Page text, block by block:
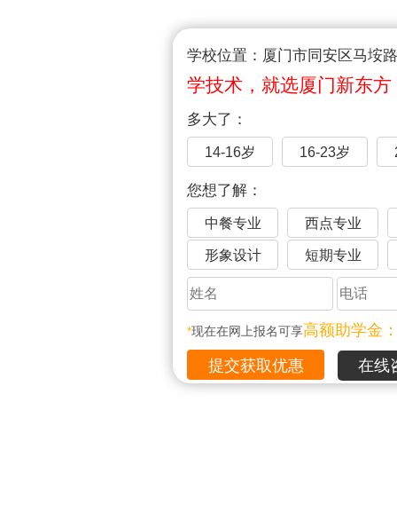
学校位置：厦门市同安区马垵
学技术，就选厦门新东方
多大了：
14-16岁 16-23岁
您想了解：
中餐专业 西点专业
形象设计 短期专业
*现在在网上报名可享高额助学金
在线